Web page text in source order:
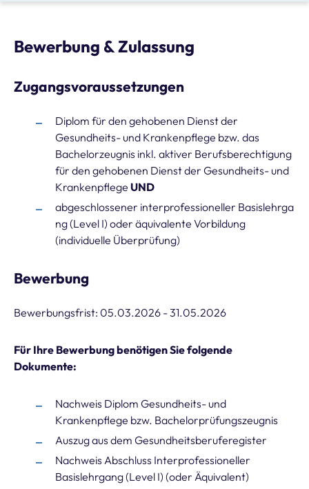
Bewerbung & Zulassung
Zugangsvoraussetzungen
Diplom für den gehobenen Dienst der
Gesundheits- und Krankenpflege bzw. das
Bachelorzeugnis inkl. aktiver Berufsberechtigung
für den gehobenen Dienst der Gesundheits- und
Krankenpflege UND
abgeschlossener interprofessioneller Basislehrga
ng (Level I) oder äquivalente Vorbildung
(individuelle Überprüfung)
Bewerbung
Bewerbungsfrist: 05.03.2026 - 31.05.2026
Für Ihre Bewerbung benötigen Sie folgende
Dokumente:
Nachweis Diplom Gesundheits- und
Krankenpflege bzw. Bachelorprüfungszeugnis
Auszug aus dem Gesundheitsberuferegister
Nachweis Abschluss Interprofessioneller
Basislehrgang (Level I) (oder Äquivalent)